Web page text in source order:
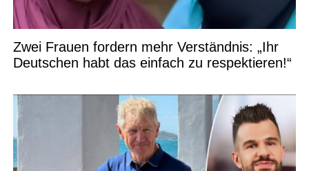
Zwei Frauen fordern mehr Verständnis: „Ihr
Deutschen habt das einfach zu respektieren!“